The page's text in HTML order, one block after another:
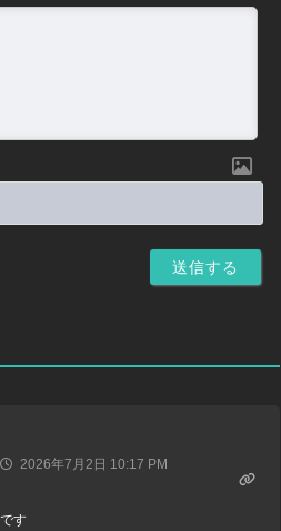
2026年7月2日 10:17 PM
す